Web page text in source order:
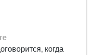
когда